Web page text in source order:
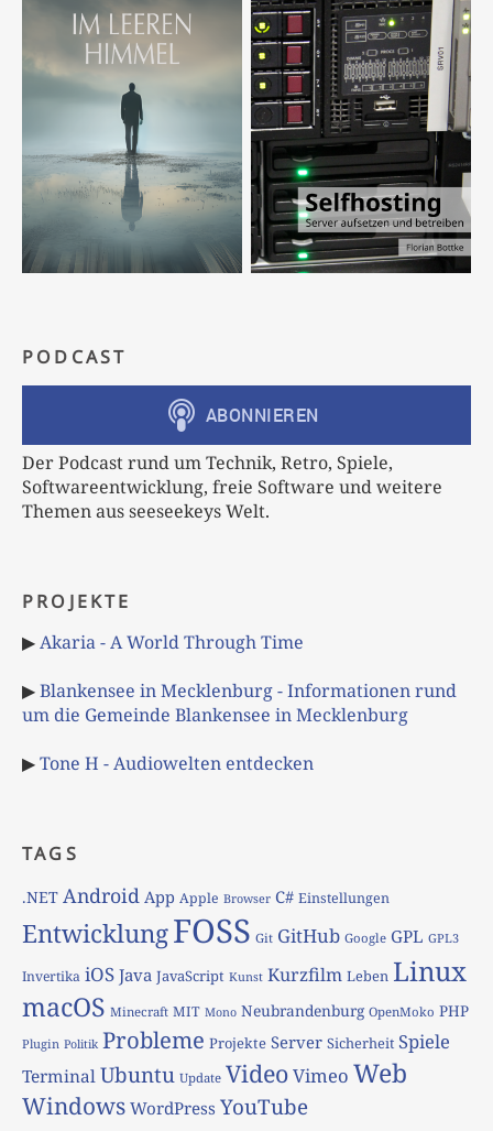
PODCAST
Der Podcast rund um Technik, Retro, Spiele,
Softwareentwicklung, freie Software und weitere
Themen aus seeseekeys Welt.
PROJEKTE
▶Akaria - A World Through Time
▶Blankensee in Mecklenburg - Informationen rund
um die Gemeinde Blankensee in Mecklenburg
▶Tone H - Audiowelten entdecken
TAGS
.NET Android App Apple Browser C# Einstellungen
EntwicklungFOSS Git GitHub Google GPL GPL3
Invertika iOS Java JavaScript Kunst Kurzfilm Leben Linux
macOS Minecraft MIT Mono Neubrandenburg OpenMoko PHP
Plugin Politik Probleme Projekte Server Sicherheit Spiele
TerminalUbuntu Update VideoVimeo Web
Windows WordPress YouTube